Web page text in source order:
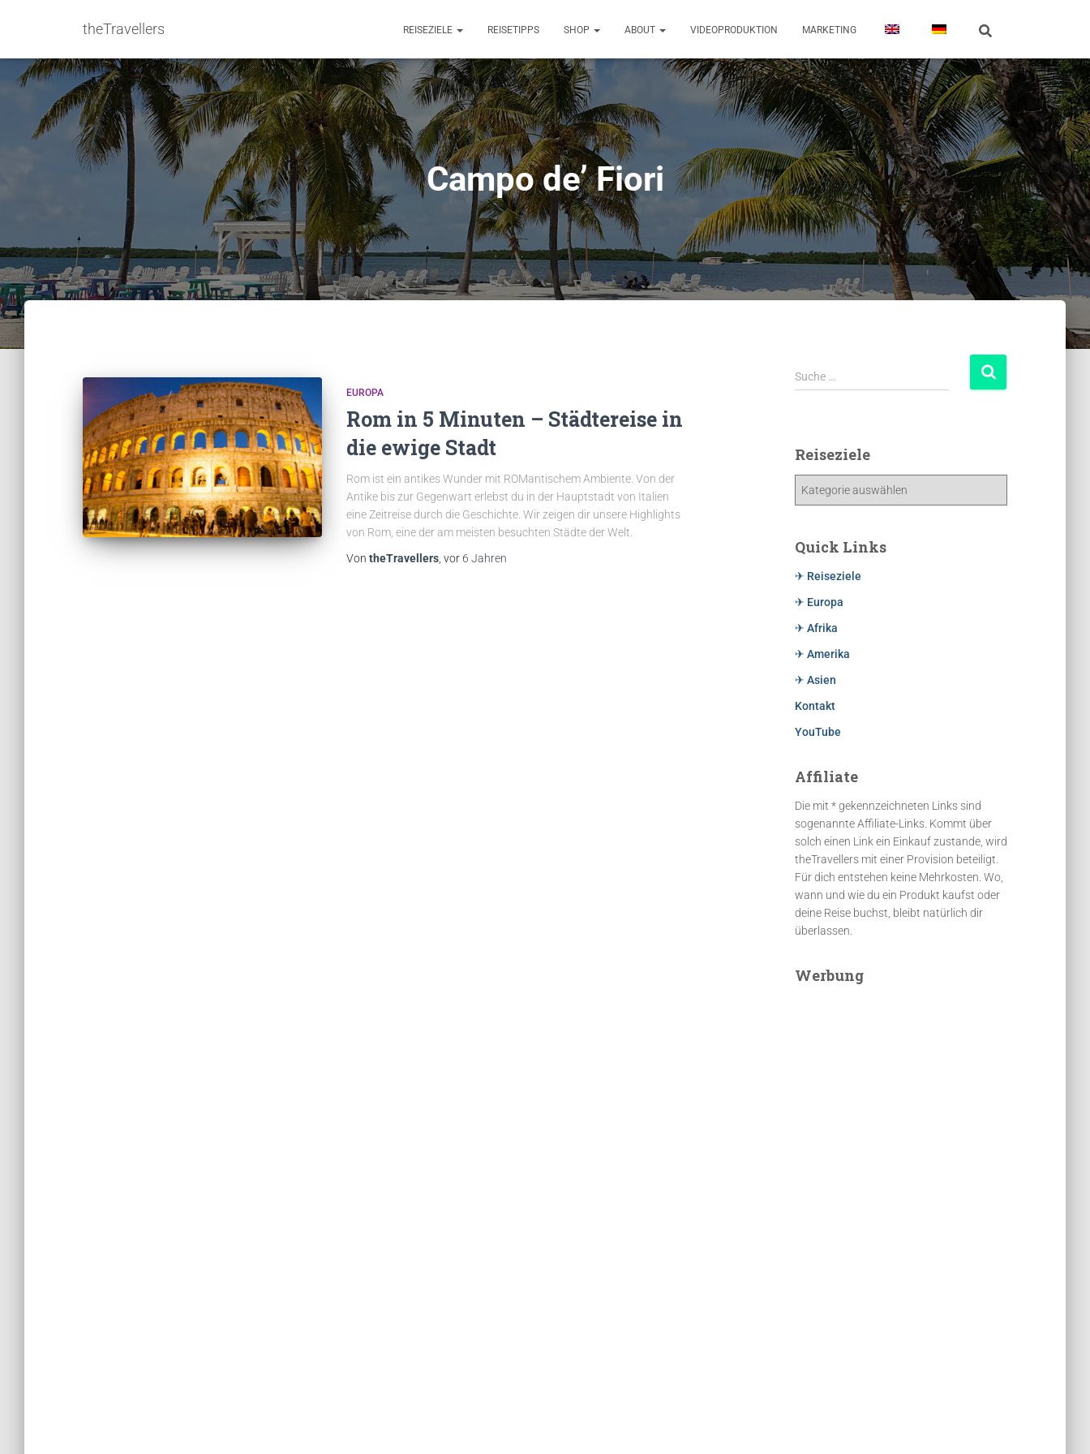
theTravellers REISEZIELE REISETIPPS SHOP ABOUT VIDEOPRODUKTION MARKETING
Campo de’ Fiori
EUROPA
Rom in 5 Minuten – Städtereise in
die ewige Stadt
Rom ist ein antikes Wunder mit ROMantischem Ambiente. Von der
Antike bis zur Gegenwart erlebst du in der Hauptstadt von Italien
eine Zeitreise durch die Geschichte. Wir zeigen dir unsere Highlights
von Rom, eine der am meisten besuchten Städte der Welt.
Von theTravellers , vor 6 Jahren
Suche …
Reiseziele
Quick Links
✈ Reiseziele
✈ Europa
✈ Afrika
✈ Amerika
✈ Asien
Kontakt
YouTube
Affiliate
Die mit * gekennzeichneten Links sind
sogenannte Affiliate-Links. Kommt über
solch einen Link ein Einkauf zustande, wird
theTravellers mit einer Provision beteiligt.
Für dich entstehen keine Mehrkosten. Wo,
wann und wie du ein Produkt kaufst oder
deine Reise buchst, bleibt natürlich dir
überlassen.
Werbung